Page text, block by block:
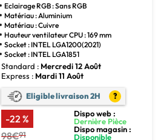
Eclairage RGB : Sans RGB
Matériau : Aluminium
Matériau : Cuivre
Hauteur ventilateur CPU : 169 mm
Socket : INTEL LGA1200(2021)
Socket : INTEL LGA1851
Standard : Mercredi 12 Août
Express : Mardi 11 Août
Eligible livraison 2H ?
-22 %
98€91
Dispo web :
Dernière Pièce
Dispo magasin :
Disponible